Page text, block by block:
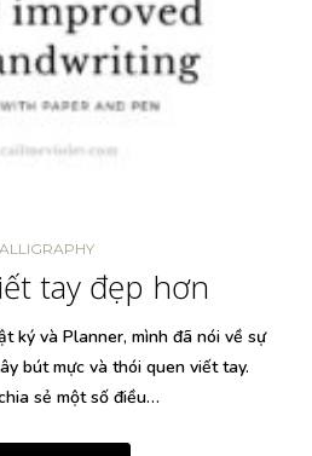
tay đẹp hơn
ký và Planner, mình đã nói về sự
bút mực và thói quen viết tay.
sẻ một số điều…